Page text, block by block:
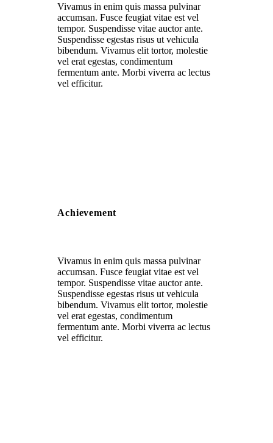
Vivamus in enim quis massa pulvinar
accumsan. Fusce feugiat vitae est vel
tempor. Suspendisse vitae auctor ante.
Suspendisse egestas risus ut vehicula
bibendum. Vivamus elit tortor, molestie
vel erat egestas, condimentum
fermentum ante. Morbi viverra ac lectus
vel efficitur.
Achievement
Vivamus in enim quis massa pulvinar
accumsan. Fusce feugiat vitae est vel
tempor. Suspendisse vitae auctor ante.
Suspendisse egestas risus ut vehicula
bibendum. Vivamus elit tortor, molestie
vel erat egestas, condimentum
fermentum ante. Morbi viverra ac lectus
vel efficitur.